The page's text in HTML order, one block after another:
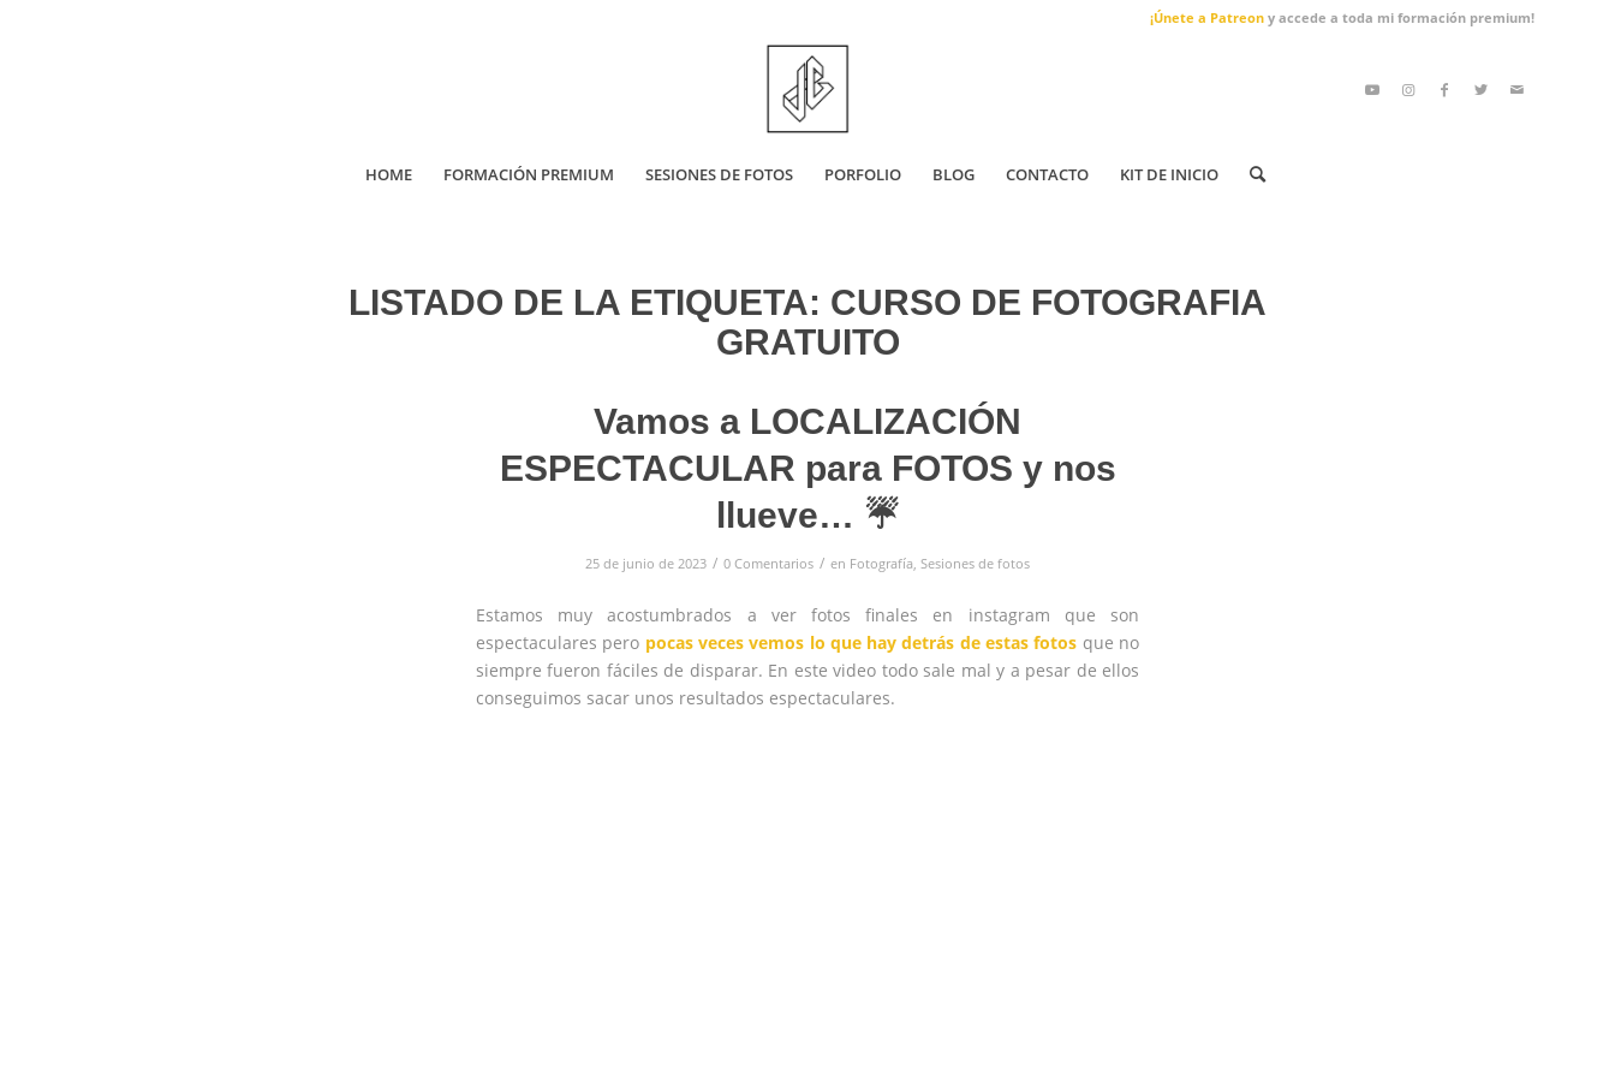
¡Únete a Patreon y accede a toda mi formación premium!
HOME FORMACIÓN PREMIUM SESIONES DE FOTOS PORFOLIO BLOG CONTACTO KIT DE INICIO
LISTADO DE LA ETIQUETA: CURSO DE FOTOGRAFIA
GRATUITO
Vamos a LOCALIZACIÓN
ESPECTACULAR para FOTOS y nos
llueve… ☔
25 de junio de 2023 / 0 Comentarios / en Fotografía, Sesiones de fotos
Estamos muy acostumbrados a ver fotos finales en instagram que son
espectaculares pero pocas veces vemos lo que hay detrás de estas fotos que no
siempre fueron fáciles de disparar. En este video todo sale mal y a pesar de ellos
conseguimos sacar unos resultados espectaculares.